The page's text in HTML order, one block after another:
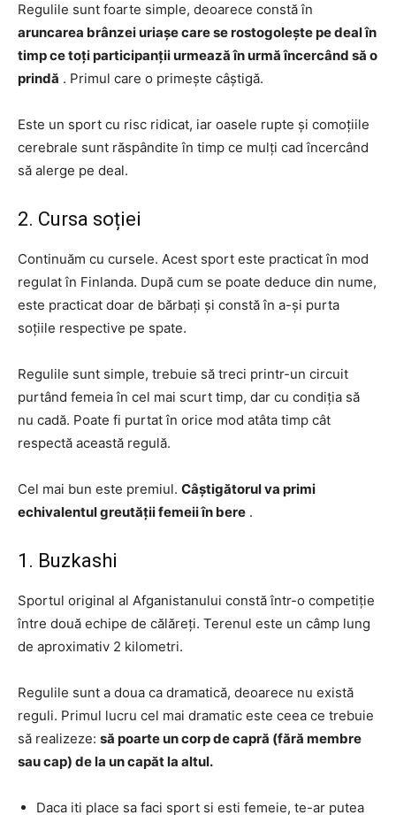
Regulile sunt foarte simple, deoarece constă în
aruncarea brânzei uriașe care se rostogolește pe deal în
timp ce toți participanții urmează în urmă încercând să o
prindă . Primul care o primește câștigă.
Este un sport cu risc ridicat, iar oasele rupte și comoțiile
cerebrale sunt răspândite în timp ce mulți cad încercând
să alerge pe deal.
2. Cursa soției
Continuăm cu cursele. Acest sport este practicat în mod
regulat în Finlanda. După cum se poate deduce din nume,
este practicat doar de bărbați și constă în a-și purta
soțiile respective pe spate.
Regulile sunt simple, trebuie să treci printr-un circuit
purtând femeia în cel mai scurt timp, dar cu condiția să
nu cadă. Poate fi purtat în orice mod atâta timp cât
respectă această regulă.
Cel mai bun este premiul. Câștigătorul va primi
echivalentul greutății femeii în bere .
1. Buzkashi
Sportul original al Afganistanului constă într-o competiție
între două echipe de călăreți. Terenul este un câmp lung
de aproximativ 2 kilometri.
Regulile sunt a doua ca dramatică, deoarece nu există
reguli. Primul lucru cel mai dramatic este ceea ce trebuie
să realizeze: să poarte un corp de capră (fără membre
sau cap) de la un capăt la altul.
Daca iti place sa faci sport si esti femeie, te-ar putea